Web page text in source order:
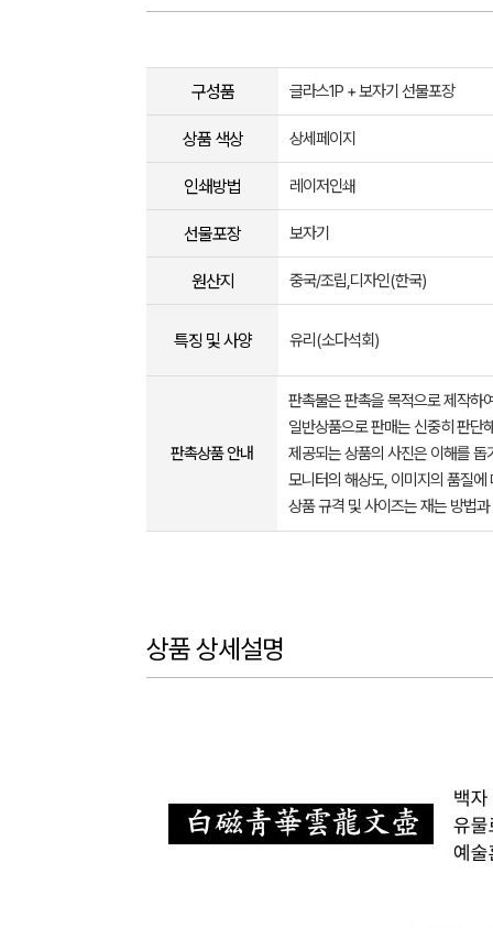
구성품 글라스1P + 보자기 선물포장
상품 색상 상세페이지
인쇄방법 레이저인쇄
선물포장 보자기
원산지 중국/조립,디자인(한국)
특징 및 사양 유리(소다석회)
판촉상품 안내
판촉물은 판촉을 목적으로 제작하
일반상품으로 판매는 신중히 판단
제공되는 상품의 사진은 이해를
모니터의 해상도, 이미지의 품질
상품 규격 및 사이즈는 재는 방법
상품 상세설명